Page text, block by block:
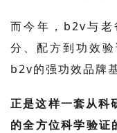
而今年，b2v与老
分、配方到功效
b2v的强功效品牌
正是这样一套从科
的全方位科学验